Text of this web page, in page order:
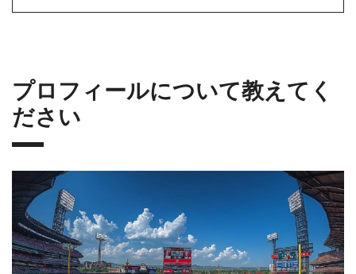
プロフィールについて教えてく
ださい